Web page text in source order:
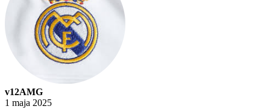
v12AMG
1 maja 2025